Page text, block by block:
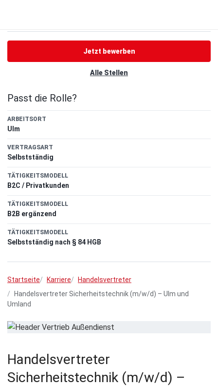
Alle Stellen
Jetzt bewerben
Passt die Rolle?
ARBEITSORT
Ulm
VERTRAGSART
Selbstständig
TÄTIGKEITSMODELL
B2C / Privatkunden
TÄTIGKEITSMODELL
B2B ergänzend
TÄTIGKEITSMODELL
Selbstständig nach § 84 HGB
Startseite Karriere
Handelsvertreter
Handelsvertreter Sicherheitstechnik (m/w/d) – Ulm und
Umland
Handelsvertreter
Sicherheitstechnik (m/w/d) –